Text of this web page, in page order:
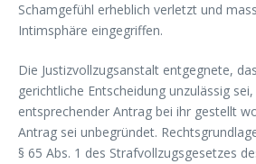
Schamgefühl erheblich verletzt und
Intimsphäre eingegriffen.
Die Justizvollzugsanstalt entgegnete,
gerichtliche Entscheidung unzulässig
entsprechender Antrag bei ihr gestellt
Antrag sei unbegründet.
§ 65 Abs. 1 des Strafvollzugsgesetzes